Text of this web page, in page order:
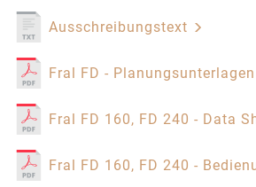
Ausschreibungstext
Fral FD - Planungsunterlagen
Fral FD 160, FD 240 - Data
Fral FD 160, FD 240 -